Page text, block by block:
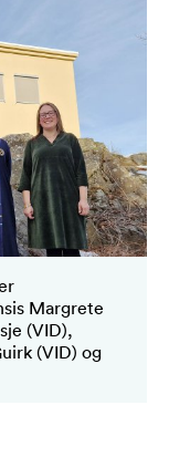
Margrete
(VID),
(VID) og